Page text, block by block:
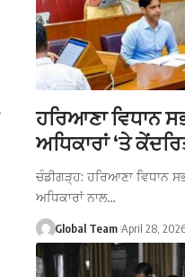
ਹਰਿਆਣਾ ਵਿਧਾਨ
ਅਧਿਕਾਰਾਂ ‘ਤੇ
ਚੰਡੀਗੜ੍ਹ: ਹਰਿਆਣਾ ਵਿਧਾਨ
ਅਧਿਕਾਰਾਂ ਨਾਲ…
Global Team April 28,